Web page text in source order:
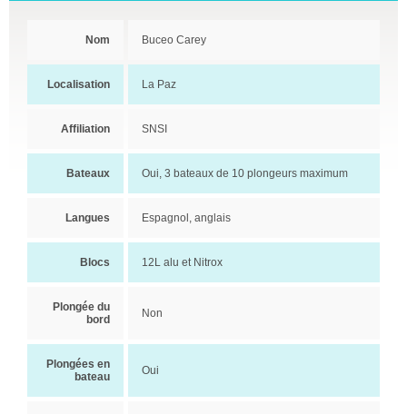
Nom Buceo Carey
Localisation La Paz
Affiliation SNSI
Bateaux Oui, 3 bateaux de 10 plongeurs maximum
Langues Espagnol, anglais
Blocs 12L alu et Nitrox
Plongée du
bord
Non
Plongées en
bateau
Oui